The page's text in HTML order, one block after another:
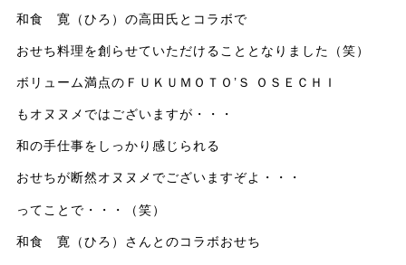
和食 寛（ひろ）の高田氏とコラボで
おせち料理を創らせていただけることとなりました（笑）
ボリューム満点のＦＵＫＵＭＯＴＯ’Ｓ ＯＳＥＣＨＩ
もオヌヌメではございますが・・・
和の手仕事をしっかり感じられる
おせちが断然オヌヌメでございますぞよ・・・
ってことで・・・（笑）
和食 寛（ひろ）さんとのコラボおせち